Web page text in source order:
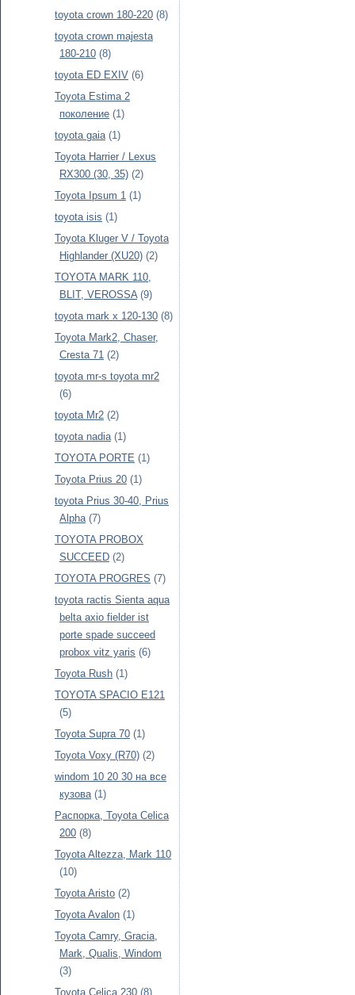
toyota crown 180-220 (8)
toyota crown majesta
180-210 (8)
toyota ED EXIV (6)
Toyota Estima 2
поколение (1)
toyota gaia (1)
Toyota Harrier / Lexus
RX300 (30, 35) (2)
Toyota Ipsum 1 (1)
toyota isis (1)
Toyota Kluger V / Toyota
Highlander (XU20) (2)
TOYOTA MARK 110,
BLIT, VEROSSA (9)
toyota mark x 120-130 (8)
Toyota Mark2, Chaser,
Cresta 71 (2)
toyota mr-s toyota mr2
(6)
toyota Mr2 (2)
toyota nadia (1)
TOYOTA PORTE (1)
Toyota Prius 20 (1)
toyota Prius 30-40, Prius
Alpha (7)
TOYOTA PROBOX
SUCCEED (2)
TOYOTA PROGRES (7)
toyota ractis Sienta aqua
belta axio fielder ist
porte spade succeed
probox vitz yaris (6)
Toyota Rush (1)
TOYOTA SPACIO E121
(5)
Toyota Supra 70 (1)
Toyota Voxy (R70) (2)
windom 10 20 30 на все
кузова (1)
Распорка, Toyota Celica
200 (8)
Toyota Altezza, Mark 110
(10)
Toyota Aristo (2)
Toyota Avalon (1)
Toyota Camry, Gracia,
Mark, Qualis, Windom
(3)
Toyota Celica 230 (8)